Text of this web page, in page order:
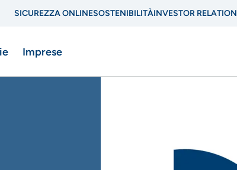
di
SICUREZZA ONLINESOSTENIBILITÀINVESTOR RELATION
Imprese